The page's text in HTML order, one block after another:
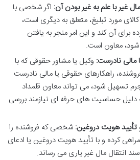
مال غیر با علم به غیر بودن آن: اگر شخصی با
مورد تبلیغ، متعلق به دیگری است،
برای آن کند و این امر منجر به یافتن
شود، معاون است.
مالی نادرست: وکیل یا مشاور حقوقی که با
راهکارهای حقوقی یا مالی نادرست
تسهیل شود، می تواند معاون قلمداد
دلیل حساسیت های حرفه ای نیازمند بررسی
تأیید هویت دروغین: شخصی که فروشنده را
کرده و با تأیید هویت دروغین یا ادعای
انتقال مال غیر یاری می رساند.